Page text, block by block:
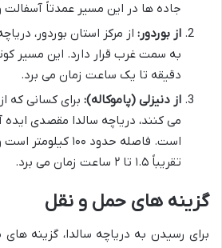
جاده ها در این مسیر عمدتاً
از بوردور:
دقیقه تا یک ساعت زمان می برد.
از دنیزلی (پاموکاله): برای کسانی که
می کنند، دریاچه سالدا مقصدی
است. فاصله حدود
تقریباً ۱.۵ تا ۲ ساعت زمان می برد.
گزینه های حمل و نقل
برای رسیدن به دریاچه سالدا، گزینه